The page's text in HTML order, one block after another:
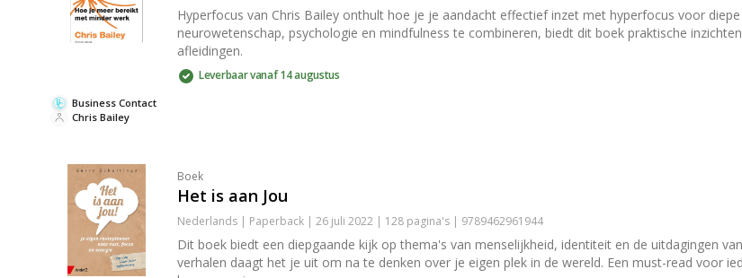
Hyperfocus van Chris Bailey onthult hoe je je aandacht effectief inzet met hyperfocus voor
neurowetenschap, psychologie en mindfulness te combineren, biedt dit boek praktische
afleidingen.
Leverbaar vanaf 14 augustus
Chris Bailey
Business Contact
Boek
Het is aan Jou
Nederlands | Paperback | 26 juli 2022 | 128 pagina's | 9789462961944
Dit boek biedt een diepgaande kijk op thema's van menselijkheid, identiteit en de uitdagingen
verhalen daagt het je uit om na te denken over je eigen plek in de wereld. Een must-read voor